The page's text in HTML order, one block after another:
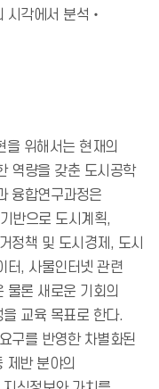
시각에서 분석‧
을 위해서는 현재의
역량을 갖춘 도시공학
융합연구과정은
반으로 도시계획,
정책 및 도시경제, 도시
터, 사물인터넷 관련
물론 새로운 기회의
교육 목표로 한다.
구를 반영한 차별화된
제반 분야의